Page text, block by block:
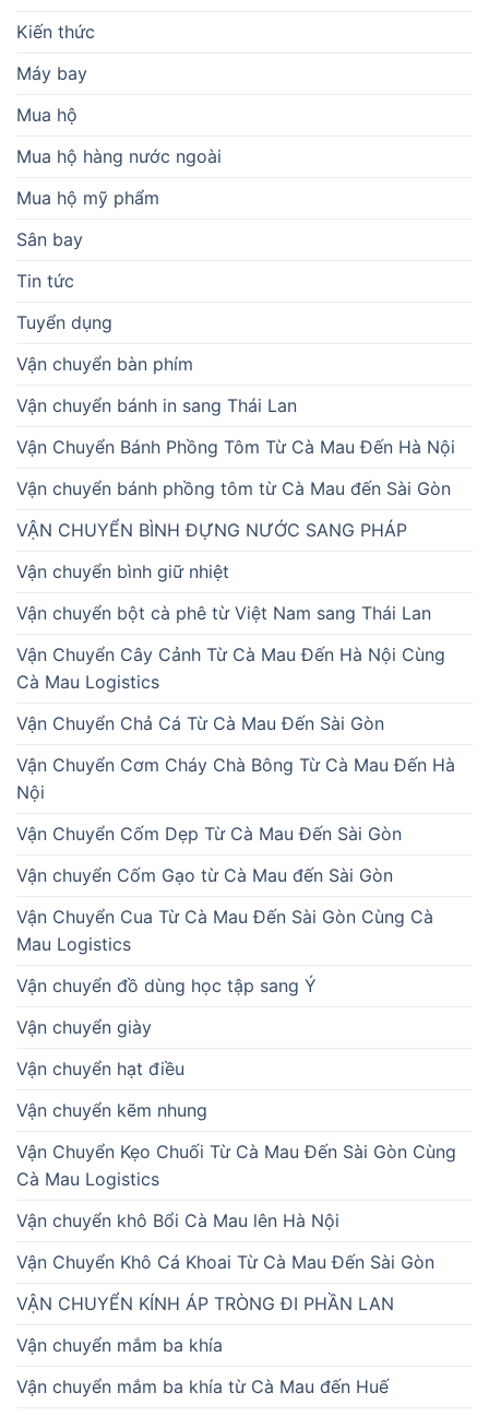
Kiến thức
Máy bay
Mua hộ
Mua hộ hàng nước ngoài
Mua hộ mỹ phẩm
Sân bay
Tin tức
Tuyển dụng
Vận chuyển bàn phím
Vận chuyển bánh in sang Thái Lan
Vận Chuyển Bánh Phồng Tôm Từ Cà Mau Đến Hà Nội
Vận chuyển bánh phồng tôm từ Cà Mau đến Sài Gòn
VẬN CHUYỂN BÌNH ĐỰNG NƯỚC SANG PHÁP
Vận chuyển bình giữ nhiệt
Vận chuyển bột cà phê từ Việt Nam sang Thái Lan
Vận Chuyển Cây Cảnh Từ Cà Mau Đến Hà Nội Cùng
Cà Mau Logistics
Vận Chuyển Chả Cá Từ Cà Mau Đến Sài Gòn
Vận Chuyển Cơm Cháy Chà Bông Từ Cà Mau Đến Hà
Nội
Vận Chuyển Cốm Dẹp Từ Cà Mau Đến Sài Gòn
Vận chuyển Cốm Gạo từ Cà Mau đến Sài Gòn
Vận Chuyển Cua Từ Cà Mau Đến Sài Gòn Cùng Cà
Mau Logistics
Vận chuyển đồ dùng học tập sang Ý
Vận chuyển giày
Vận chuyển hạt điều
Vận chuyển kẽm nhung
Vận Chuyển Kẹo Chuối Từ Cà Mau Đến Sài Gòn Cùng
Cà Mau Logistics
Vận chuyển khô Bổi Cà Mau lên Hà Nội
Vận Chuyển Khô Cá Khoai Từ Cà Mau Đến Sài Gòn
VẬN CHUYỂN KÍNH ÁP TRÒNG ĐI PHẦN LAN
Vận chuyển mắm ba khía
Vận chuyển mắm ba khía từ Cà Mau đến Huế